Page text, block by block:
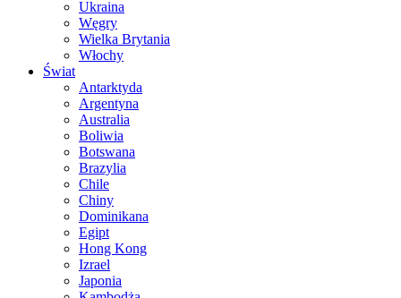
Ukraina
Węgry
Wielka Brytania
Włochy
Świat
Antarktyda
Argentyna
Australia
Boliwia
Botswana
Brazylia
Chile
Chiny
Dominikana
Egipt
Hong Kong
Izrael
Japonia